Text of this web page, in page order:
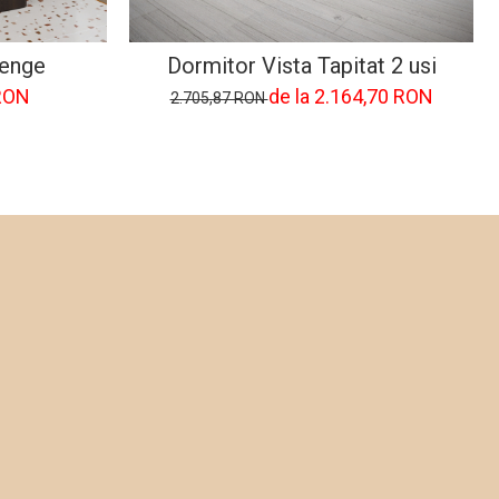
Dormitor Vista Tapitat 2 usi
2.705,87 RONde la 2.164,70 RON